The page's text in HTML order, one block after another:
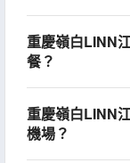
重慶嶺白LINN
餐？
重慶嶺白LINN
機場？